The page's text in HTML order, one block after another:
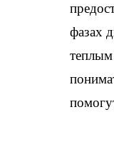
фазах
теплым